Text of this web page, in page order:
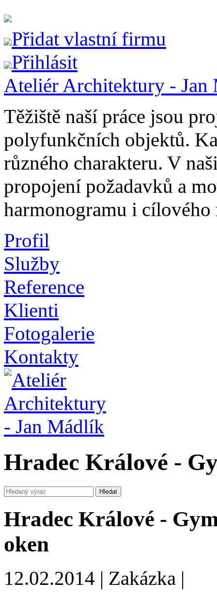
Přidat vlastní firmu
Přihlásit
Ateliér Architektury - Jan
Těžiště naší práce jsou
polyfunkčních objektů.
různého charakteru. V
propojení požadavků a
harmonogramu i cílového
Profil
Služby
Reference
Klienti
Fotogalerie
Kontakty
Hradec Králové -
Hradec Králové -
oken
12.02.2014 | Zakázka |